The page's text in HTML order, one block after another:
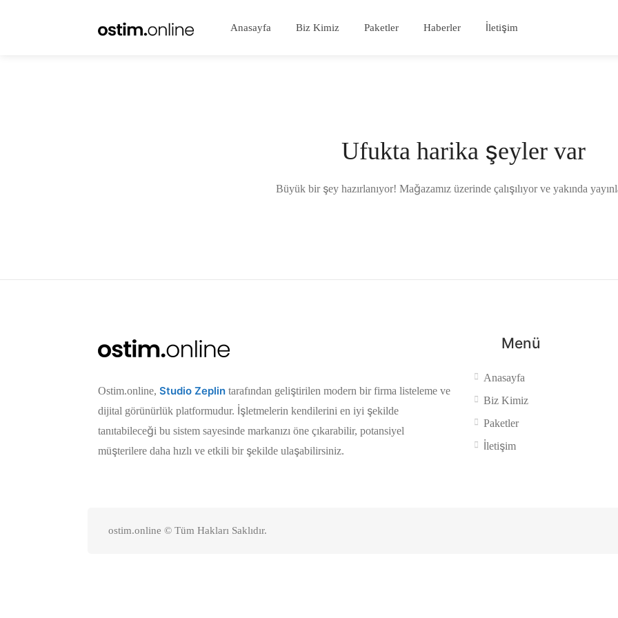
Anasayfa Biz Kimiz Paketler Haberler İletişim
Ufukta harika şeyler var
Büyük bir şey hazırlanıyor! Mağazamız üzerinde çalışılıyor ve yakında
Ostim.online, Studio Zeplin tarafından geliştirilen modern bir firma listeleme ve
dijital görünürlük platformudur. İşletmelerin kendilerini en iyi şekilde
tanıtabileceği bu sistem sayesinde markanızı öne çıkarabilir, potansiyel
müşterilere daha hızlı ve etkili bir şekilde ulaşabilirsiniz.
Menü
Anasayfa
Biz Kimiz
Paketler
İletişim
ostim.online © Tüm Hakları Saklıdır.